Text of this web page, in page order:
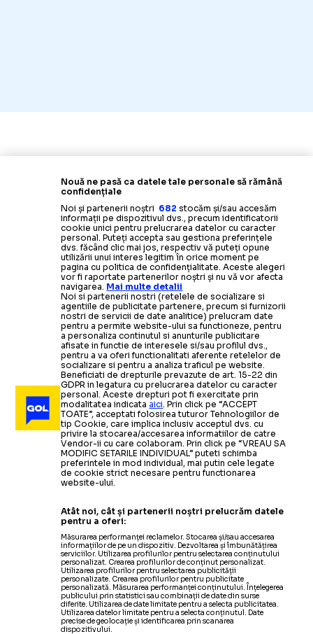
Nouă ne pasă ca datele tale personale să rămână
confidențiale
Noi și partenerii noștri 682 stocăm și/sau accesăm
informații pe dispozitivul dvs., precum identificatorii
cookie unici pentru prelucrarea datelor cu caracter
personal. Puteți accepta sau gestiona preferințele
dvs. făcând clic mai jos, respectiv vă puteți opune
utilizării unui interes legitim în orice moment pe
pagina cu politica de confidențialitate. Aceste alegeri
vor fi raportate partenerilor noștri și nu vă vor afecta
navigarea. Mai multe detalii
Noi si partenerii nostri (retelele de socializare si
agentiile de publicitate partenere, precum si furnizorii
nostri de servicii de date analitice) prelucram date
pentru a permite website-ului sa functioneze, pentru
a personaliza continutul si anunturile publicitare
afisate in functie de interesele si/sau profilul dvs.,
pentru a va oferi functionalitati aferente retelelor de
socializare si pentru a analiza traficul pe website.
Beneficiati de drepturile prevazute de art. 15-22 din
GDPR in legatura cu prelucrarea datelor cu caracter
personal. Aceste drepturi pot fi exercitate prin
modalitatea indicataaici. Prin click pe “ACCEPT
TOATE”, acceptati folosirea tuturor Tehnologiilor de
tip Cookie, care implica inclusiv acceptul dvs. cu
privire la stocarea/accesarea informatiilor de catre
Vendor-ii cu care colaboram. Prin click pe “VREAU SA
MODIFIC SETARILE INDIVIDUAL” puteti schimba
preferintele in mod individual, mai putin cele legate
de cookie strict necesare pentru functionarea
website-ului.
Atât noi, cât și partenerii noștri prelucrăm datele
pentru a oferi:
Măsurarea performanței reclamelor. Stocarea și/sau accesarea
informațiilor de pe un dispozitiv. Dezvoltarea și îmbunătățirea
serviciilor. Utilizarea profilurilor pentru selectarea conținutului
personalizat. Crearea profilurilor de conținut personalizat.
Utilizarea profilurilor pentru selectarea publicității
personalizate. Crearea profilurilor pentru publicitate
personalizată. Măsurarea performanței conținutului. Înțelegerea
publicului prin statistici sau combinații de date din surse
diferite. Utilizarea de date limitate pentru a selecta publicitatea.
Utilizarea datelor limitate pentru a selecta conținutul. Date
precise de geolocație și identificarea prin scanarea
dispozitivului.